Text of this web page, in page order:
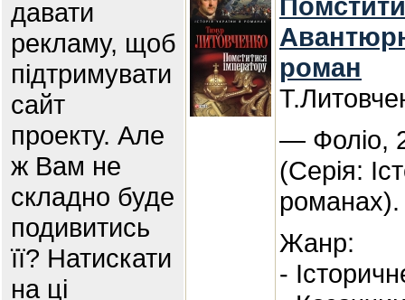
давати
рекламу, щоб
підтримувати
сайт
проекту. Але
ж Вам не
складно буде
подивитись
її? Натискати
на ці
роман
— Фоліо,
(Серія:
Жанр:
-